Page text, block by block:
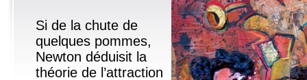
Si de la chute de
quelques pommes,
Newton déduisit la
théorie de l’attraction